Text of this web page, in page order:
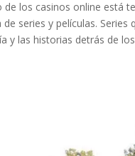
de los casinos online está
series y películas.
y las historias detrás de